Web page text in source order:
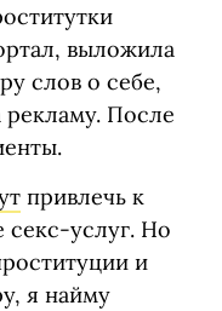
выложила
слов о себе,
рекламу. После
привлечь к
секс-услуг. Но
и
я найму